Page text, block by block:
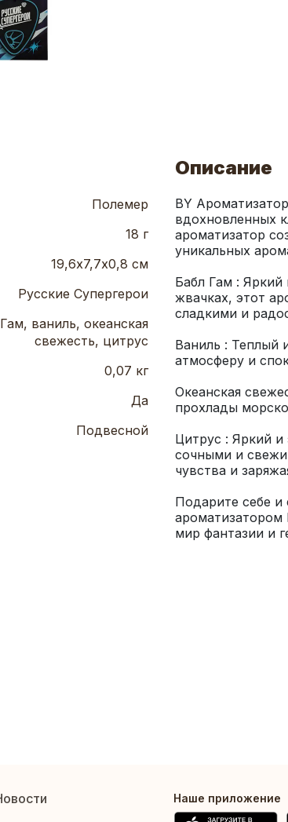
Полемер
18 г
19,6х7,7х0,8 см
Русские Супергерои
ваниль, океанская
свежесть, цитрус
0,07 кг
Да
Подвесной
Описание
BY
вдохновленных
ароматизатор
Бабл Гам :
жвачках, этот
Ваниль : Теплый
Океанская
Цитрус : Яркий и
сочными и
Подарите себе и
ароматизатором
мир фантазии и
Наше приложение